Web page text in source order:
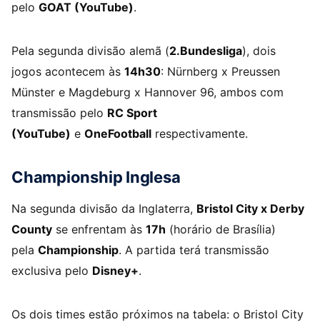
pelo GOAT (YouTube).
Pela segunda divisão alemã (2.Bundesliga), dois
jogos acontecem às 14h30: Nürnberg x Preussen
Münster e Magdeburg x Hannover 96, ambos com
transmissão pelo RC Sport
(YouTube) e OneFootball respectivamente.
Championship Inglesa
Na segunda divisão da Inglaterra, Bristol City x Derby
County se enfrentam às 17h (horário de Brasília)
pela Championship. A partida terá transmissão
exclusiva pelo Disney+.
Os dois times estão próximos na tabela: o Bristol City